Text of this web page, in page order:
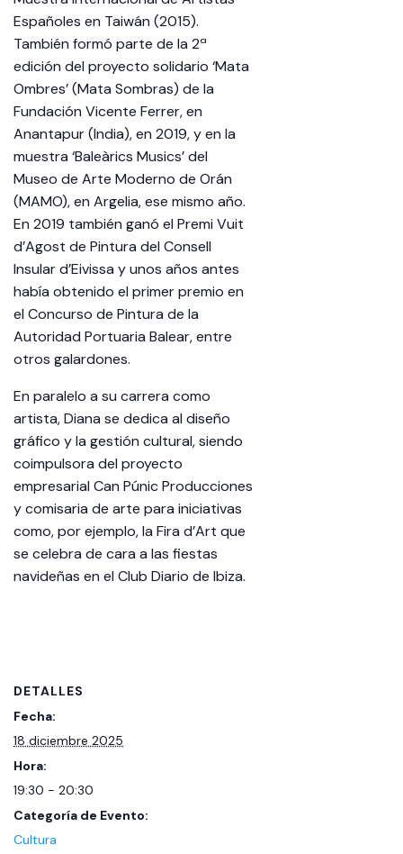
Españoles en Taiwán (2015).
También formó parte de la 2ª
edición del proyecto solidario ‘Mata
Ombres’ (Mata Sombras) de la
Fundación Vicente Ferrer, en
Anantapur (India), en 2019, y en la
muestra ‘Baleàrics Musics’ del
Museo de Arte Moderno de Orán
(MAMO), en Argelia, ese mismo año.
En 2019 también ganó el Premi Vuit
d’Agost de Pintura del Consell
Insular d’Eivissa y unos años antes
había obtenido el primer premio en
el Concurso de Pintura de la
Autoridad Portuaria Balear, entre
otros galardones.
En paralelo a su carrera como
artista, Diana se dedica al diseño
gráfico y la gestión cultural, siendo
coimpulsora del proyecto
empresarial Can Púnic Producciones
y comisaria de arte para iniciativas
como, por ejemplo, la Fira d’Art que
se celebra de cara a las fiestas
navideñas en el Club Diario de Ibiza.
DETALLES
Fecha:
18 diciembre 2025
Hora:
19:30 - 20:30
Categoría de Evento:
Cultura